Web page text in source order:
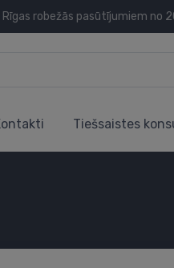
Rīgas robežās pasūtījumiem no
Tiešsaistes